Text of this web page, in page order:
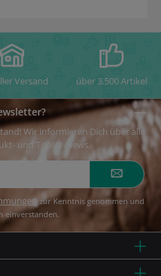
Versand über 3.500 Artikel
Wir informieren Dich über alle
und Töpfer-News.
zur Kenntnis genommen und
einverstanden.